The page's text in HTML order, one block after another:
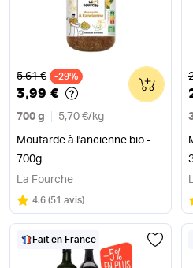
Ancien prix
5,61 € -29%
3,99 €
700 g 5,70 €/ kg
Moutarde à l'ancienne bio -
700g
0
La Fourche
Note
4.6 sur 5
(51 avis)
Fait en France